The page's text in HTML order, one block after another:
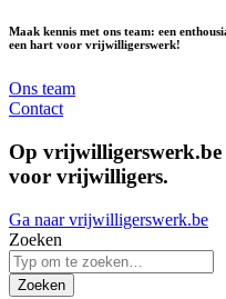
Maak kennis met ons team: een
een hart voor vrijwilligerswerk!
Ons team
Contact
Op vrijwilligerswerk.be
voor vrijwilligers.
Ga naar vrijwilligerswerk.be
Zoeken
Zoeken